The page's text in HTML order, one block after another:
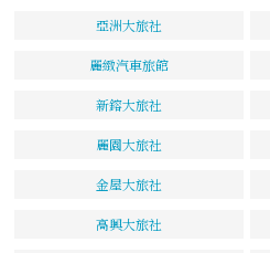
亞洲大旅社
麗緻汽車旅館
新鎔大旅社
麗園大旅社
金屋大旅社
高興大旅社